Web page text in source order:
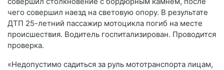
чего совершил наезд на световую опору. В результате
ДТП 25-летний пассажир мотоцикла погиб на месте
происшествия. Водитель госпитализирован. Проводится
проверка.
«Недопустимо садиться за руль мототранспорта лицам,